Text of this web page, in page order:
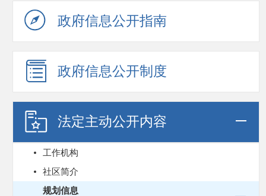
政府信息公开指南
政府信息公开制度
法定主动公开内容
工作机构
社区简介
规划信息